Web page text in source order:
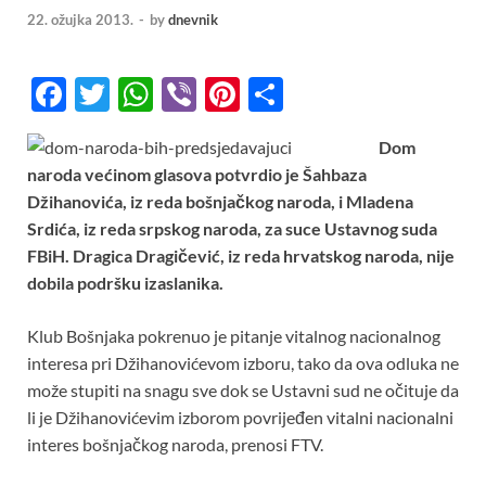
22. ožujka 2013. - bydnevnik
F
e
b
o
o
k
T
itt
er
W
at
s
A
p
p
Vi
er
Pi
er
es
t
ar
e
Dom
naroda većinom glasova potvrdio je Šahbaza
Džihanovića, iz reda bošnjačkog naroda, i Mladena
Srdića, iz reda srpskog naroda, za suce Ustavnog suda
FBiH. Dragica Dragičević, iz reda hrvatskog naroda, nije
dobila podršku izaslanika.
Klub Bošnjaka pokrenuo je pitanje vitalnog nacionalnog
interesa pri Džihanovićevom izboru, tako da ova odluka ne
može stupiti na snagu sve dok se Ustavni sud ne očituje da
li je Džihanovićevim izborom povrijeđen vitalni nacionalni
interes bošnjačkog naroda, prenosi FTV.